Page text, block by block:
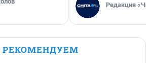
Редакция
РЕКОМЕНДУЕМ